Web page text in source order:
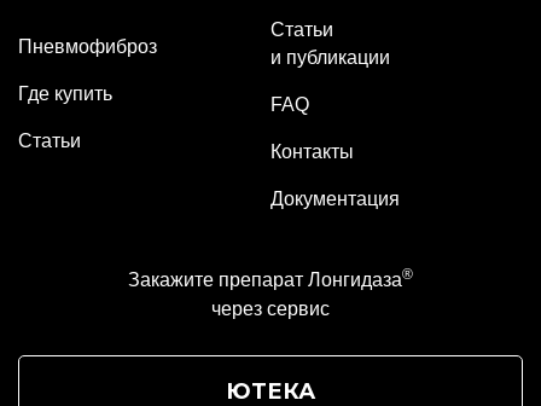
Пневмофиброз
Где купить
Статьи
Статьи
и публикации
FAQ
Контакты
Документация
Закажите препарат Лонгидаза®
через сервис
ЮТЕКА